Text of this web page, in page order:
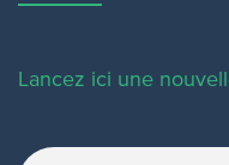
Lancez ici une